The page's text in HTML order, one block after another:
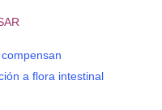
a flora intestinal